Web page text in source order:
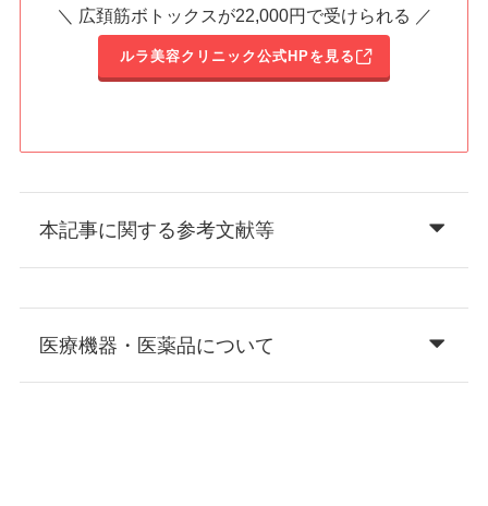
＼ 広頚筋ボトックスが22,000円で受けられる ／
ルラ美容クリニック公式HPを見る
本記事に関する参考文献等
医療機器・医薬品について